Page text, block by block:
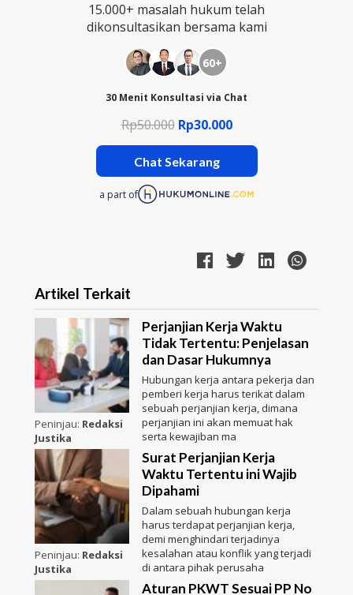
15.000+ masalah hukum telah
dikonsultasikan bersama kami
60+
30 Menit Konsultasi via Chat
Rp50.000 Rp30.000
Chat Sekarang
a part of
Artikel Terkait
Peninjau: Redaksi
Justika
Perjanjian Kerja Waktu
Tidak Tertentu: Penjelasan
dan Dasar Hukumnya
Hubungan kerja antara pekerja dan
pemberi kerja harus terikat dalam
sebuah perjanjian kerja, dimana
perjanjian ini akan memuat hak
serta kewajiban ma
Peninjau: Redaksi
Justika
Surat Perjanjian Kerja
Waktu Tertentu ini Wajib
Dipahami
Dalam sebuah hubungan kerja
harus terdapat perjanjian kerja,
demi menghindari terjadinya
kesalahan atau konflik yang terjadi
di antara pihak perusaha
Aturan PKWT Sesuai PP No